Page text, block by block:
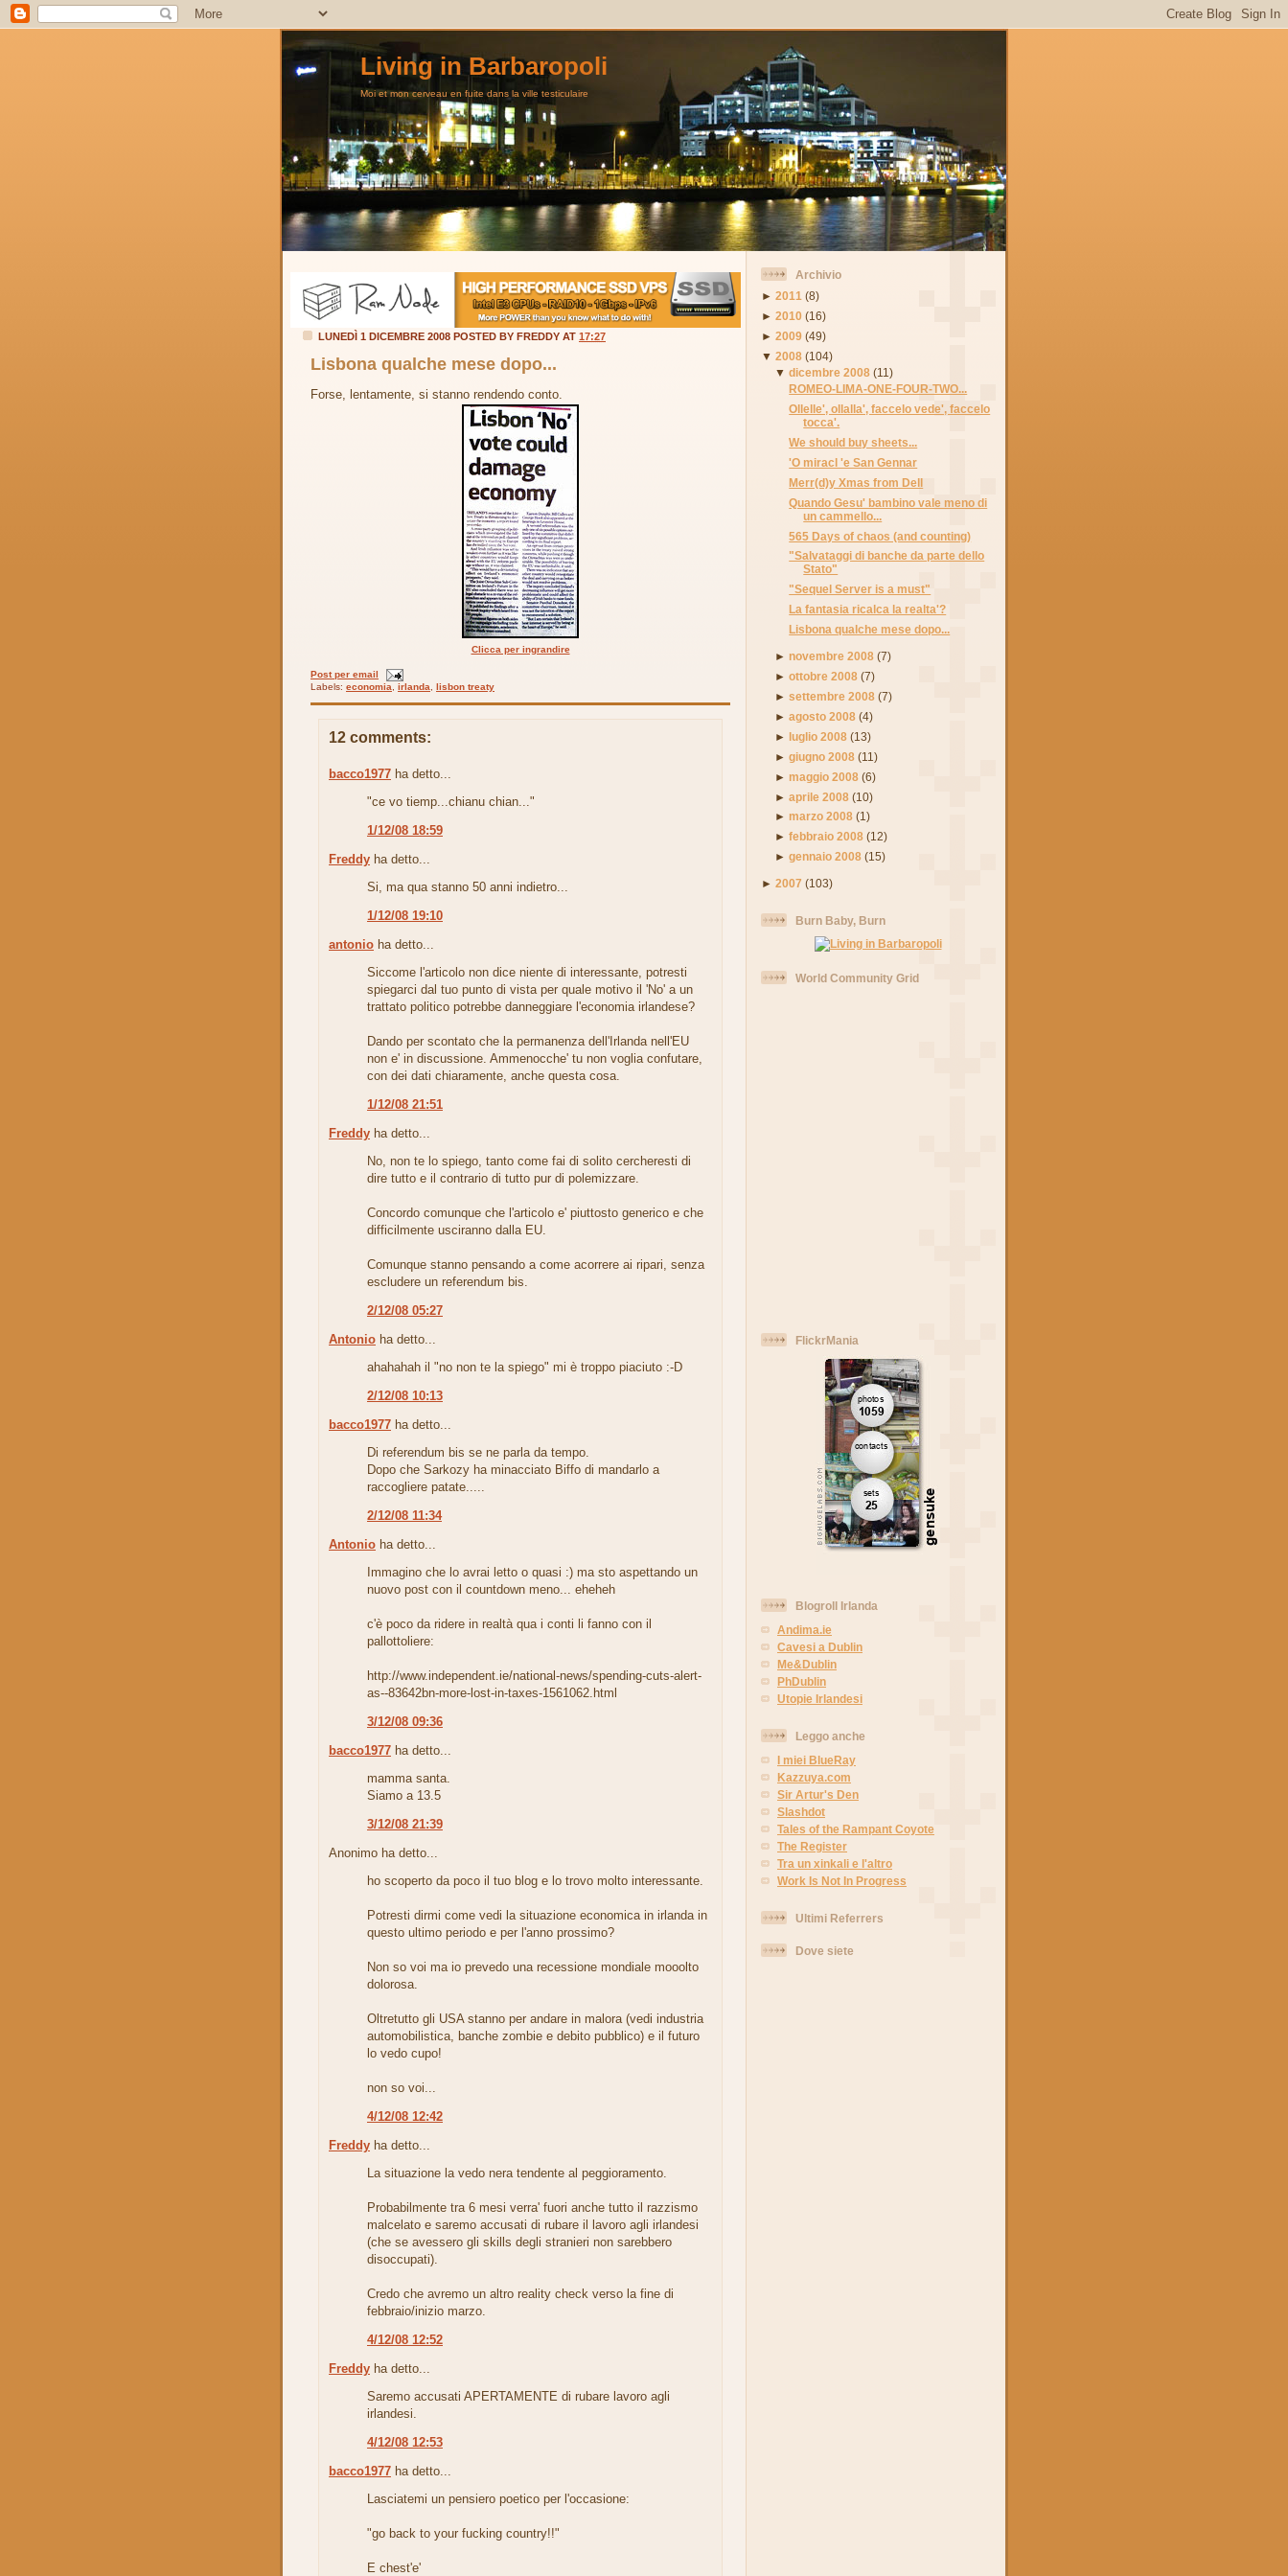
Living in Barbaropoli
Moi et mon cerveau en fuite dans la ville testiculaire
LUNEDÌ 1 DICEMBRE 2008 POSTED BY FREDDY AT 17:27
Lisbona qualche mese dopo...
Forse, lentamente, si stanno rendendo conto.
Clicca per ingrandire
Post per email
Labels: economia irlanda lisbon treaty
12 comments:
bacco1977 ha detto...
"ce vo tiemp...chianu chian..."
1/12/08 18:59
Freddy ha detto...
Si, ma qua stanno 50 anni indietro...
1/12/08 19:10
antonio ha detto...
Siccome l'articolo non dice niente di interessante, potresti
spiegarci dal tuo punto di vista per quale motivo il 'No' a un
trattato politico potrebbe danneggiare l'economia irlandese?
Dando per scontato che la permanenza dell'Irlanda nell'EU
non e' in discussione. Ammenocche' tu non voglia confutare,
con dei dati chiaramente, anche questa cosa.
1/12/08 21:51
Freddy ha detto...
No, non te lo spiego, tanto come fai di solito cercheresti di
dire tutto e il contrario di tutto pur di polemizzare.
Concordo comunque che l'articolo e' piuttosto generico e che
difficilmente usciranno dalla EU.
Comunque stanno pensando a come acorrere ai ripari, senza
escludere un referendum bis.
2/12/08 05:27
Antonio ha detto...
ahahahah il "no non te la spiego" mi è troppo piaciuto :-D
2/12/08 10:13
bacco1977 ha detto...
Di referendum bis se ne parla da tempo.
Dopo che Sarkozy ha minacciato Biffo di mandarlo a
raccogliere patate.....
2/12/08 11:34
Antonio ha detto...
Immagino che lo avrai letto o quasi :) ma sto aspettando un
nuovo post con il countdown meno... eheheh
c'è poco da ridere in realtà qua i conti li fanno con il
pallottoliere:
http://www.independent.ie/national-news/spending-cuts-alert-
as--83642bn-more-lost-in-taxes-1561062.html
3/12/08 09:36
bacco1977 ha detto...
mamma santa.
Siamo a 13.5
3/12/08 21:39
Anonimo ha detto...
ho scoperto da poco il tuo blog e lo trovo molto interessante.
Potresti dirmi come vedi la situazione economica in irlanda in
questo ultimo periodo e per l'anno prossimo?
Non so voi ma io prevedo una recessione mondiale mooolto
dolorosa.
Oltretutto gli USA stanno per andare in malora (vedi industria
automobilistica, banche zombie e debito pubblico) e il futuro
lo vedo cupo!
non so voi...
4/12/08 12:42
Freddy ha detto...
La situazione la vedo nera tendente al peggioramento.
Probabilmente tra 6 mesi verra' fuori anche tutto il razzismo
malcelato e saremo accusati di rubare il lavoro agli irlandesi
(che se avessero gli skills degli stranieri non sarebbero
disoccupati).
Credo che avremo un altro reality check verso la fine di
febbraio/inizio marzo.
4/12/08 12:52
Freddy ha detto...
Saremo accusati APERTAMENTE di rubare lavoro agli
irlandesi.
4/12/08 12:53
bacco1977 ha detto...
Lasciatemi un pensiero poetico per l'occasione:
"go back to your fucking country!!"
E chest'e'
Archivio
► 2011 (8)
► 2010 (16)
► 2009 (49)
▼ 2008 (104)
▼dicembre 2008 (11)
ROMEO-LIMA-ONE-FOUR-TWO...
Ollelle', ollalla', faccelo vede', faccelo
tocca'.
We should buy sheets...
'O miracl 'e San Gennar
Merr(d)y Xmas from Dell
Quando Gesu' bambino vale meno di
un cammello...
565 Days of chaos (and counting)
"Salvataggi di banche da parte dello
Stato"
"Sequel Server is a must"
La fantasia ricalca la realta'?
Lisbona qualche mese dopo...
►novembre 2008 (7)
►ottobre 2008 (7)
►settembre 2008 (7)
►agosto 2008 (4)
► luglio 2008 (13)
►giugno 2008 (11)
►maggio 2008 (6)
►aprile 2008 (10)
►marzo 2008 (1)
►febbraio 2008 (12)
►gennaio 2008 (15)
► 2007 (103)
Burn Baby, Burn
World Community Grid
FlickrMania
Blogroll Irlanda
Andima.ie
Cavesi a Dublin
Me&Dublin
PhDublin
Utopie Irlandesi
Leggo anche
I miei BlueRay
Kazzuya.com
Sir Artur's Den
Slashdot
Tales of the Rampant Coyote
The Register
Tra un xinkali e l'altro
Work Is Not In Progress
Ultimi Referrers
Dove siete